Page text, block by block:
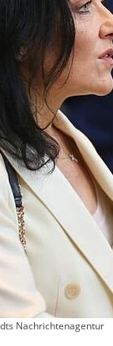
Nachrichtenagentur